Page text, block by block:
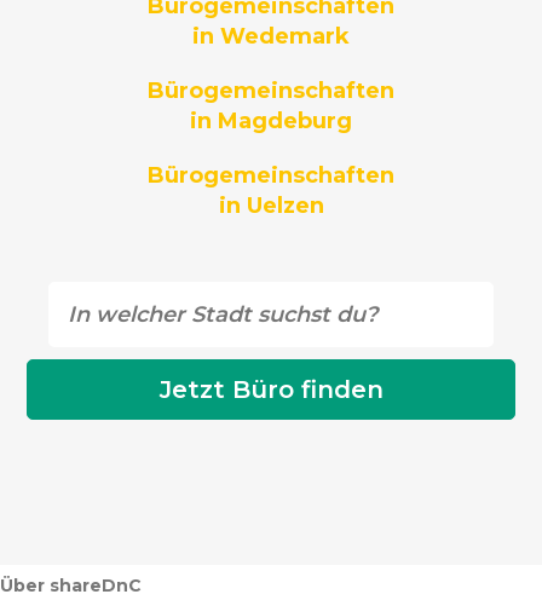
Bürogemeinschaften
in Wedemark
Bürogemeinschaften
in Magdeburg
Bürogemeinschaften
in Uelzen
Über shareDnC